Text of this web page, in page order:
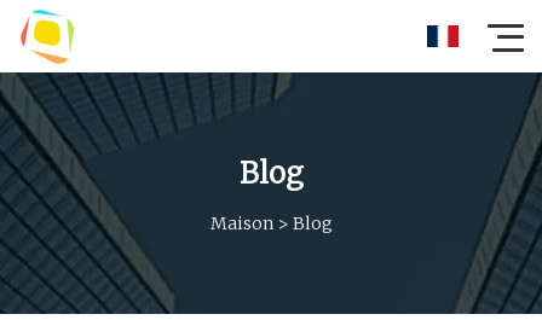
Blog
Maison > Blog